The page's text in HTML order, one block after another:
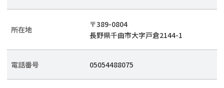
所在地
〒389-0804
長野県千曲市大字戸倉2144-1
電話番号 05054488075